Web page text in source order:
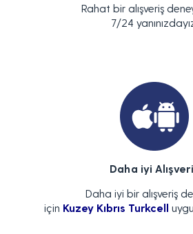
Rahat bir alışveriş
7/24
Daha iyi
Daha iyi bir alışveriş
için Kuzey Kıbrıs Turkcell